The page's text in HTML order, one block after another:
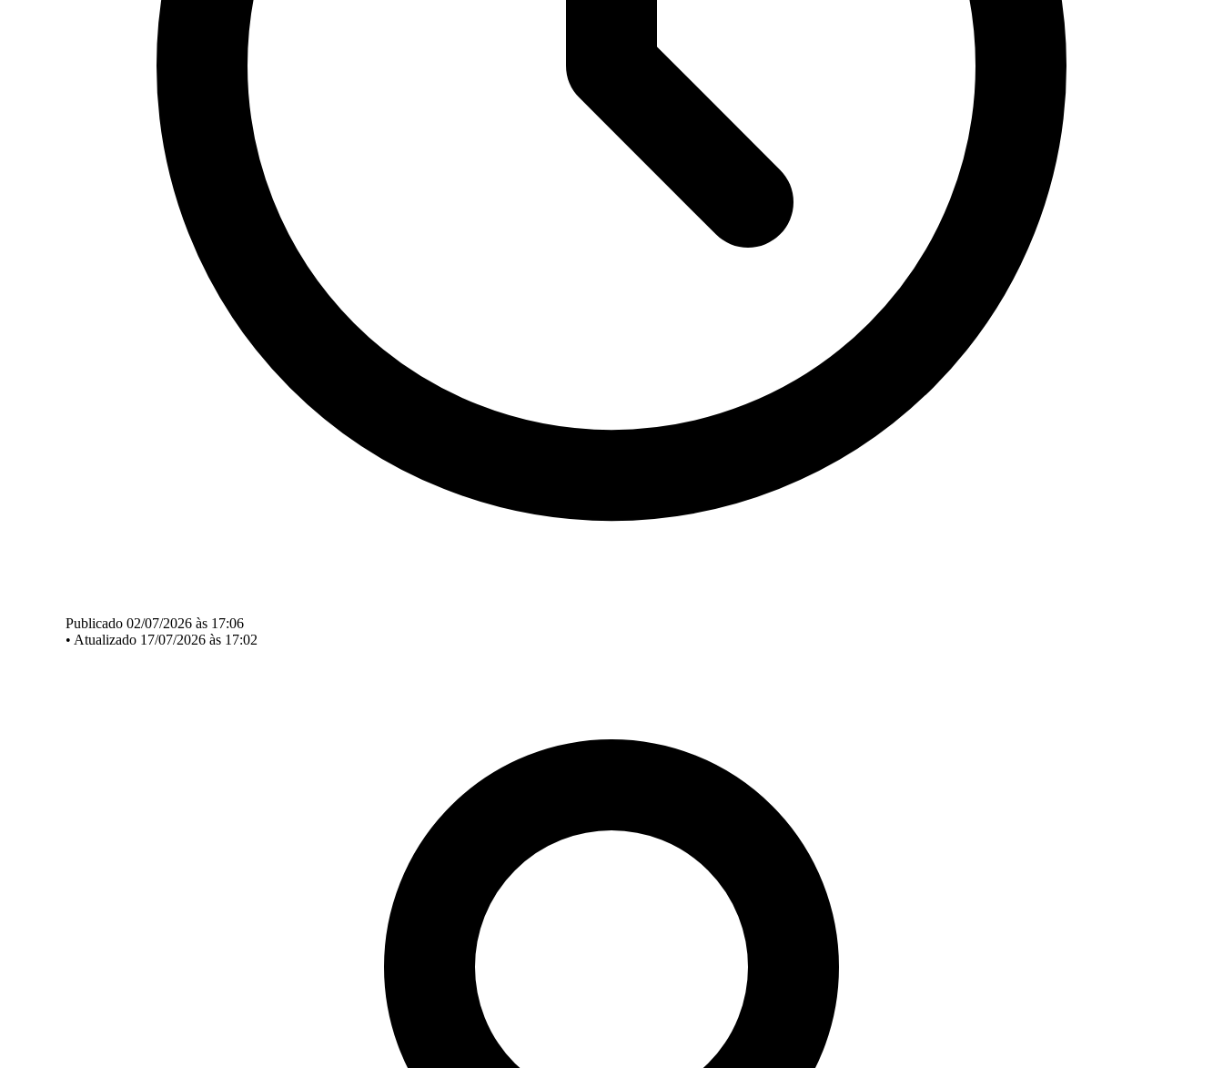
Publicado 02/07/2026 às 17:06
• Atualizado 17/07/2026 às 17:02